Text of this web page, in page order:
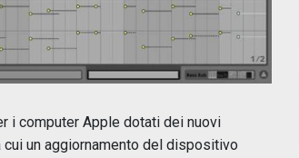
i computer Apple dotati dei nuovi
un aggiornamento del dispositivo